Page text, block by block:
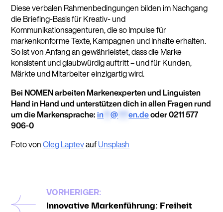
Diese verbalen Rahmenbedingungen bilden im Nachgang
die Briefing-Basis für Kreativ- und
Kommunikationsagenturen, die so Impulse für
markenkonforme Texte, Kampagnen und Inhalte erhalten.
So ist von Anfang an gewährleistet, dass die Marke
konsistent und glaubwürdig auftritt – und für Kunden,
Märkte und Mitarbeiter einzigartig wird.
Bei NOMEN arbeiten Markenexperten und Linguisten
Hand in Hand und unterstützen dich in allen Fragen rund
um die Markensprache:in **@ ***en.deoder 0211 577
906-0
Foto vonOleg LaptevaufUnsplash
VORHERIGER:
Innovative Markenführung: Freiheit